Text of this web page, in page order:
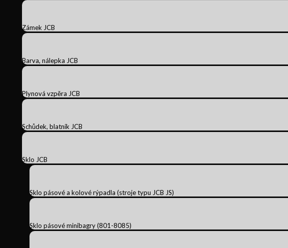
Zámek JCB
Barva, nálepka JCB
Plynová vzpěra JCB
Schůdek, blatník JCB
Sklo JCB
Sklo pásové a kolové rýpadla (stroje typu JCB JS)
Sklo pásové minibagry (801-8085)